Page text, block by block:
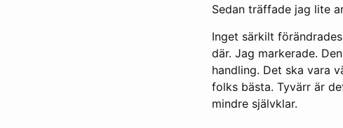
Sedan träffade jag lite
Inget särkilt
där. Jag markerade.
handling. Det ska vara
folks bästa. Tyvärr är
mindre självklar.